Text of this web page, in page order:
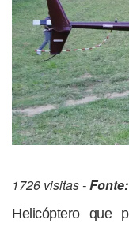
1726 visitas -Fonte:
Helicóptero que